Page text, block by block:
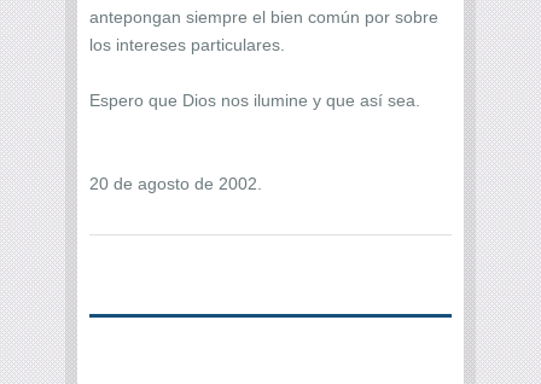
antepongan siempre el bien común por sobre
los intereses particulares.
Espero que Dios nos ilumine y que así sea.
20 de agosto de 2002.